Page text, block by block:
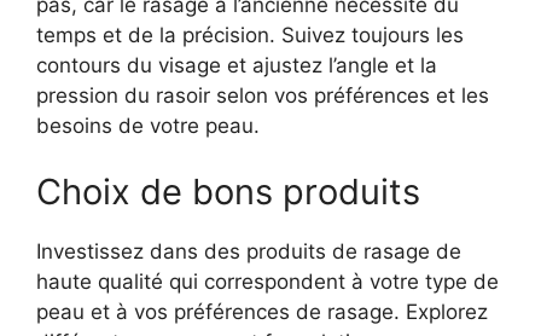
temps et de la précision. Suivez toujours les
contours du visage et ajustez l’angle et la
pression du rasoir selon vos préférences et les
besoins de votre peau.
Choix de bons produits
Investissez dans des produits de rasage de
haute qualité qui correspondent à votre type de
peau et à vos préférences de rasage. Explorez